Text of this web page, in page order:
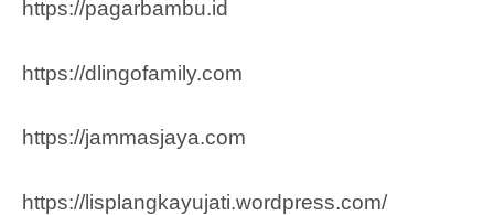
https://pagarbambu.id
https://dlingofamily.com
https://jammasjaya.com
https://lisplangkayujati.wordpress.com/